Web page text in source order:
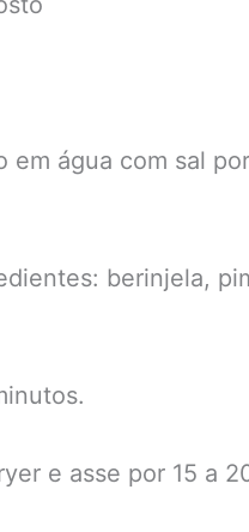
água com sal
berinjela,
e asse por 15 a